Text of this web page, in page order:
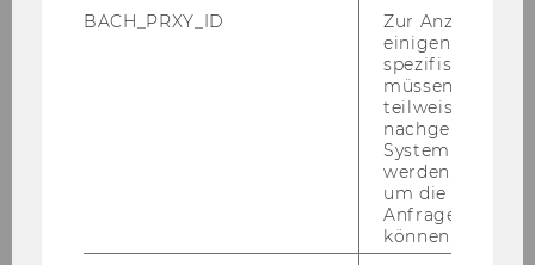
BACH_PRXY_ID
Zur Anzeige von
einigen WU-
spezifischen
müssen
teilweise von
nachgelagerten
System
werden.
um die Antwort
Anfrage
können.